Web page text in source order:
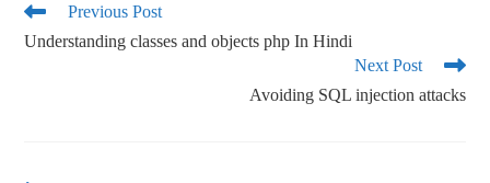
ok r
Previous Post
Understanding classes and objects php In Hindi
Next Post
Avoiding SQL injection attacks